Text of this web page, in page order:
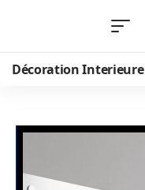
Décoration Interieure